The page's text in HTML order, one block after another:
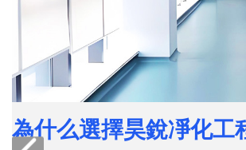
為什么選擇昊銳凈化工程